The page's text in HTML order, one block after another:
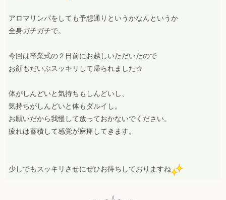
アロマリンパをしても予想通りというかなんというか
全身ガチガチで。
今回は卒業式の２日前にお越しいただいたので
お顔もだいぶスッキリして帰られました☆
体がしんどいと気持ちもしんどいし、
気持ちがしんどいと体もダルイし。
お願いだから我慢して放っておかないでください。
疲れは蓄積して感覚が麻痺してきます。
少しでもスッキリさせにぜひお待ちしておりますね